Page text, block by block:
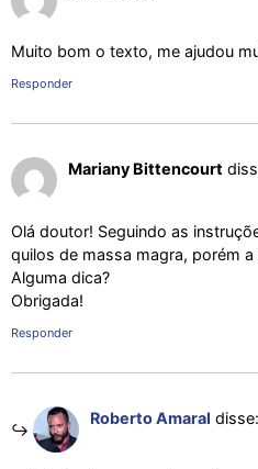
Muito bom o texto, me ajudou
Responder
Mariany Bittencourt
Olá doutor! Seguindo as
quilos de massa magra, porém
Alguma dica?
Obrigada!
Responder
Roberto Amaral disse: